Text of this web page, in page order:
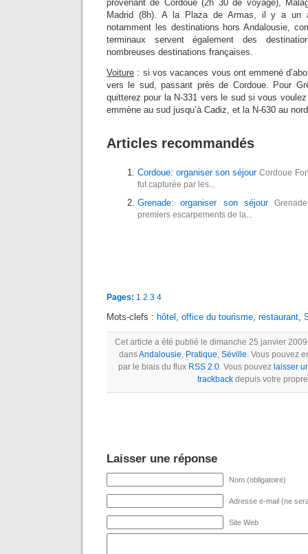
provenant de Cordoue (2h 30 de voyage),
Madrid (8h). A la Plaza de Armas, il y a un
notamment les destinations hors Andalousie,
terminaux servent également des
nombreuses destinations françaises.
Voiture : si vos vacances vous ont emmené
vers le sud, passant près de Cordoue. Pour
quitterez pour la N-331 vers le sud si vous
emmène au sud jusqu’à Cadiz, et la N-630 au
Articles recommandés
Cordoue: organiser son séjourCordoue
fut capturée par les...
Grenade: organiser son séjour
premiers escarpements de la...
Pages: 1 2 3 4
Mots-clefs : hôtel , office du tourisme, restaurant,
Cet article a été publié le dimanche 25 janvier
dansAndalousie, Pratique, Séville. Vous pouvez
par le biais du flux RSS 2.0. Vous pouvez laisser
trackback depuis votre
Laisser une réponse
Nom (obligatoire)
Adresse e-mail (ne
Site Web